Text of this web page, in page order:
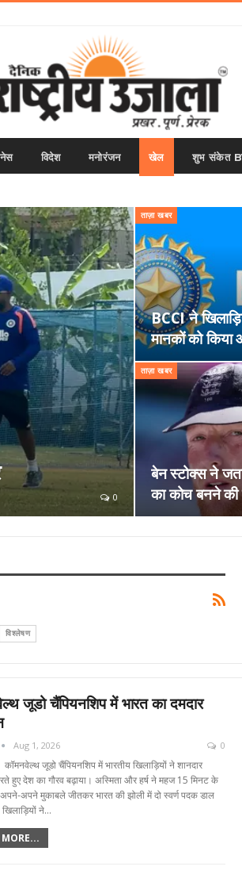
विदेश मनोरंजन खेल शुभ संकेत
0
ताज़ा खबर
BCCI ने
मानकों को
ताज़ा खबर
बेन स्टोक्स ने
का कोच बनने की
विश्लेषण
जूडो चैंपियनशिप में भारत का दमदार
Aug 1, 2026 0
कॉमनवेल्थ जूडो चैंपियनशिप में भारतीय खिलाड़ियों ने शानदार
हुए देश का गौरव बढ़ाया। अस्मिता और हर्ष ने महज 15 मिनट के
अपने मुकाबले जीतकर भारत की झोली में दो स्वर्ण पदक डाल
खिलाड़ियों ने…
MORE...